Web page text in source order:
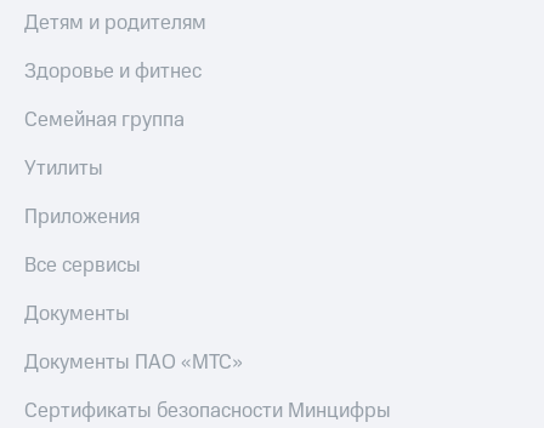
Детям и родителям
Здоровье и фитнес
Семейная группа
Утилиты
Приложения
Все сервисы
Документы
Документы ПАО «МТС»
Сертификаты безопасности Минцифры